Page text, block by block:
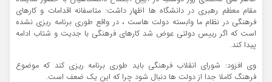
مقام معظم‌ رهبری در دانشگاه ها اظهار داشت: متاسفانه اقدامات و کارهای
فرهنگی در نظام ما وابسته دولت هاست ، در واقع طوری برنامه ریزی نشده
است که اگر رییس دولتی عوض شد کارهای فرهنگی با جدیت و شتاب ادامه
پیدا کند.
وی افزود: شورای انقلاب فرهنگی باید طوری برنامه ریزی کند که موضوع
فرهنگ کاملا جدا از دولت ها دنبال شود چرا که این یک ضعف است.